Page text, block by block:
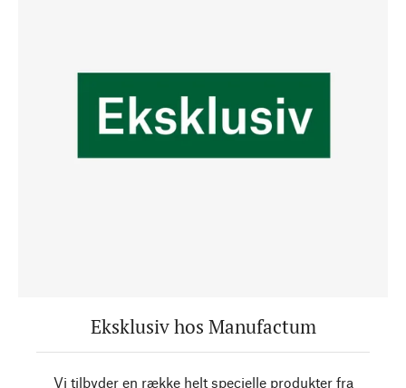
Eksklusiv hos Manufactum
Vi tilbyder en række helt specielle produkter fra